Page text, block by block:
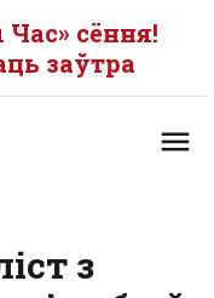
сёння!
заўтра
з